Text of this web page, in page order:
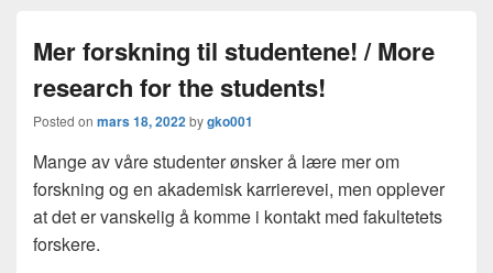
Mer forskning til studentene! / More
research for the students!
Posted on mars 18, 2022bygko001
Mange av våre studenter ønsker å lære mer om
forskning og en akademisk karrierevei, men opplever
at det er vanskelig å komme i kontakt med fakultetets
forskere.